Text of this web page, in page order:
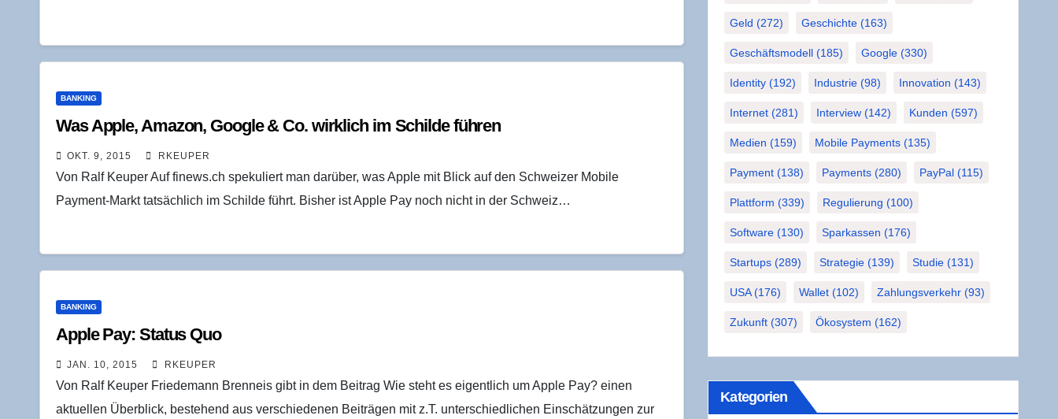
BANKING
Was Apple, Ama­zon, Goog­le & Co. wirk­lich im Schil­de führen
OKT. 9, 2015 RKEUPER
Von Ralf Keuper Auf finews.ch spekuliert man darüber, was Apple mit Blick auf den Schweizer Mobile
Payment-Markt tatsächlich im Schilde führt. Bisher ist Apple Pay noch nicht in der Schweiz…
BANKING
Apple Pay: Sta­tus Quo
JAN. 10, 2015 RKEUPER
Von Ralf Keuper Friedemann Brenneis gibt in dem Beitrag Wie steht es eigentlich um Apple Pay? einen
aktuellen Überblick, bestehend aus verschiedenen Beiträgen mit z.T. unterschiedlichen Einschätzungen zur
Geld (272) Geschichte (163)
Geschäftsmodell (185) Google (330)
Identity (192) Industrie (98) Innovation (143)
Internet (281) Interview (142) Kunden (597)
Medien (159) Mobile Payments (135)
Payment (138) Payments (280) PayPal (115)
Plattform (339) Regulierung (100)
Software (130) Sparkassen (176)
Startups (289) Strategie (139) Studie (131)
USA(176) Wallet (102) Zahlungsverkehr (93)
Zukunft (307) Ökosystem (162)
Kate­go­rien